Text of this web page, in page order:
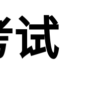
试